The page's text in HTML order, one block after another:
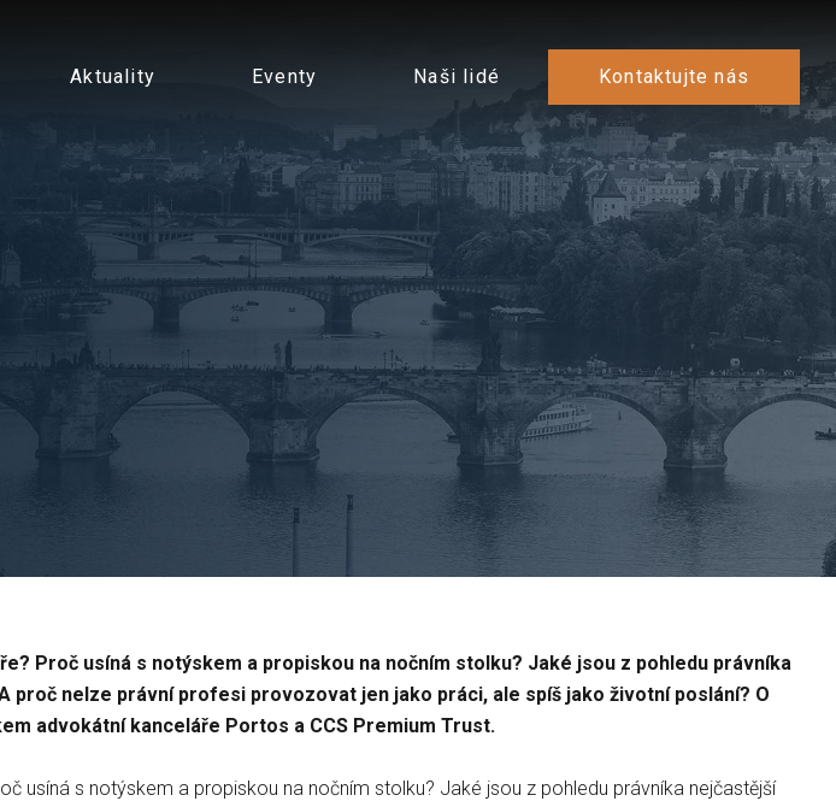
Aktuality Eventy Naši lidé Kontaktujte nás
Proč usíná s notýskem a propiskou na nočním stolku? Jaké jsou z pohledu právníka
nelze právní profesi provozovat jen jako práci, ale spíš jako životní poslání? O
advokátní kanceláře Portos a CCS Premium Trust.
s notýskem a propiskou na nočním stolku? Jaké jsou z pohledu právníka nejčastější